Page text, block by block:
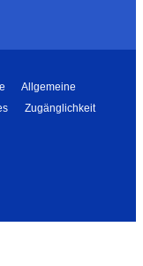
Allgemeine
Zugänglichkeit